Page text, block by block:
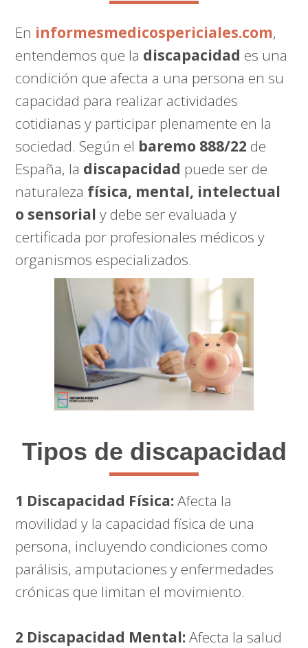
En informesmedicospericiales.com,
entendemos que la discapacidad es una
condición que afecta a una persona en su
capacidad para realizar actividades
cotidianas y participar plenamente en la
sociedad. Según el baremo 888/22 de
España, la discapacidad puede ser de
naturaleza física, mental, intelectual
o sensorial y debe ser evaluada y
certificada por profesionales médicos y
organismos especializados.
Tipos de discapacidad
1 Discapacidad Física:Afecta la
movilidad y la capacidad física de una
persona, incluyendo condiciones como
parálisis, amputaciones y enfermedades
crónicas que limitan el movimiento.
2 Discapacidad Mental:Afecta la salud